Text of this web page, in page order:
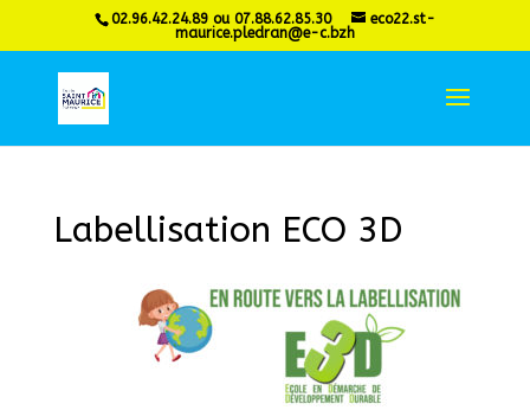
02.96.42.24.89 ou 07.88.62.85.30
eco22.st-
maurice.pledran@e-c.bzh
Labellisation ECO 3D